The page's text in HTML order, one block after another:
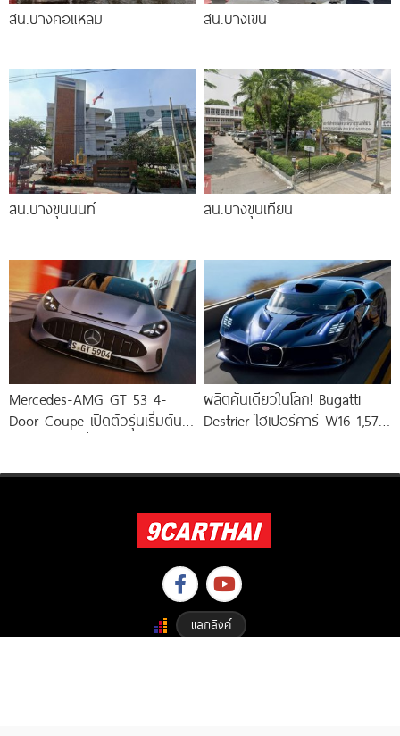
สน.บางคอแหลม สน.บางเขน
สน.บางขุนนนท์ สน.บางขุนเทียน
Mercedes-AMG GT 53 4-
Door Coupe เปิดตัวรุ่นเริ่มต้น
ผลิตคันเดียวในโลก! Bugatti
Destrier ไฮเปอร์คาร์ W16 1,578
แลกลิงค์